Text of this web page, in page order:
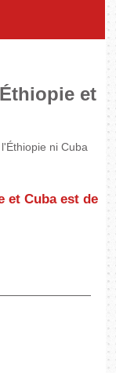
et
ni Cuba
et Cuba est de